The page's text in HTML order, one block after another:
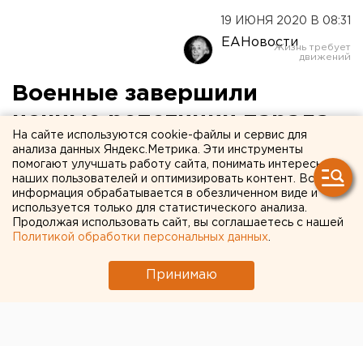
19 ИЮНЯ 2020 В 08:31
ЕАНовости
Военные завершили
ночные репетиции парада
Победы в центре
Екатеринбурга
На сайте используются cookie-файлы и сервис для
анализа данных Яндекс.Метрика. Эти инструменты
помогают улучшать работу сайта, понимать интересы
наших пользователей и оптимизировать контент. Вся
информация обрабатывается в обезличенном виде и
используется только для статистического анализа.
Продолжая использовать сайт, вы соглашаетесь с нашей
Политикой обработки персональных данных
Принимаю